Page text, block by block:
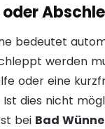
oder
bedeutet
werden
oder eine
dies nicht
bei Bad